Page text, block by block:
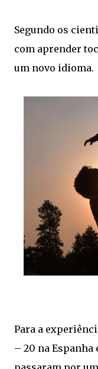
Segundo os
com aprender
um novo idioma.
Para a
– 20 na Espanha